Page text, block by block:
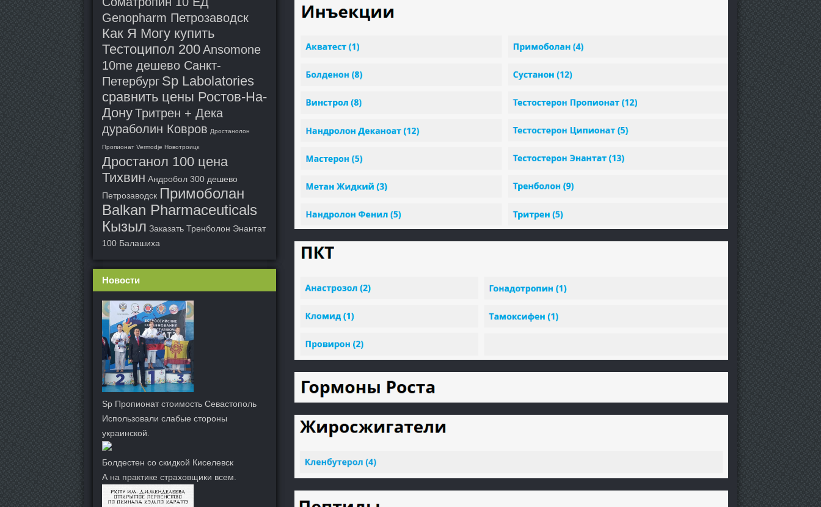
Genopharm Петрозаводск
Как Я Могу купить
Тестоципол 200Ansomone
10me дешево Санкт-
Петербург Sp Labolatories
сравнить цены Ростов-На-
ДонуТритрен + Дека
дураболин Ковров Дростанолон
Пропионат Vermodje Новотроицк
Дростанол 100 цена
Тихвин Андробол 300 дешево
Петрозаводск Примоболан
Balkan Pharmaceuticals
Кызыл Заказать Тренболон Энантат
100 Балашиха
Новости
Sp Пропионат стоимость Севастополь
Использовали слабые стороны
украинской.
Болдестен со скидкой Киселевск
А на практике страховщики всем.